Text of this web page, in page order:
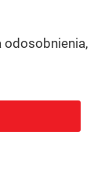
odosobnienia,